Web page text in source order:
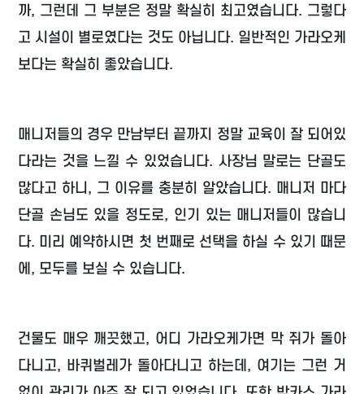
까, 그런데 그 부분은 정말 확실히 최고였습니다. 그렇다
고 시설이 별로였다는 것도 아닙니다. 일반적인 가라오케
보다는 확실히 좋았습니다.
매니저들의 경우 만남부터 끝까지 정말 교육이 잘 되어있
다라는 것을 느낄 수 있었습니다. 사장님 말로는 단골도
많다고 하니, 그 이유를 충분히 알았습니다. 매니저 마다
단골 손님도 있을 정도로, 인기 있는 매니저들이 많습니
다. 미리 예약하시면 첫 번째로 선택을 하실 수 있기 때문
에, 모두를 보실 수 있습니다.
건물도 매우 깨끗했고, 어디 가라오케가면 막 쥐가 돌아
다니고, 바퀴벌레가 돌아다니고 하는데, 여기는 그런 거